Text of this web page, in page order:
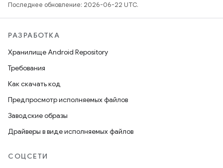
Последнее обновление: 2026-06-22 UTC.
РАЗРАБОТКА
Хранилище Android Repository
Требования
Как скачать код
Предпросмотр исполняемых файлов
Заводские образы
Драйверы в виде исполняемых файлов
СОЦСЕТИ